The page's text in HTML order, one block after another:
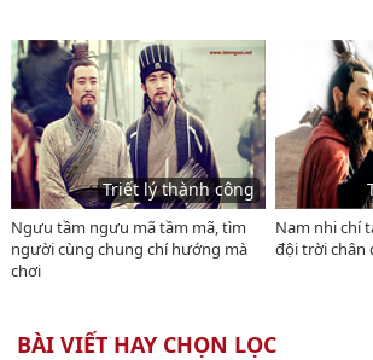
Triết lý thành công
Ngưu tầm ngưu mã tầm mã, tìm
người cùng chung chí hướng mà
chơi
Nam nhi chí
đội trời chân
BÀI VIẾT HAY CHỌN LỌC